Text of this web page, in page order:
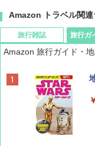
Amazon トラベル関連
旅行雑誌 旅行ガ
Amazon 旅行ガイド・